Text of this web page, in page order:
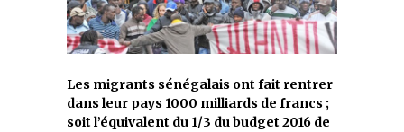
Les migrants sénégalais ont fait rentrer
dans leur pays 1000 milliards de francs ;
soit l’équivalent du 1/3 du budget 2016 de